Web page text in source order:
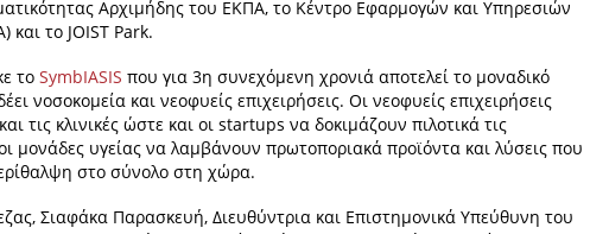
Αρχιμήδης του ΕΚΠΑ, το Κέντρο Εφαρμογών και Υπηρεσιών
και το JOIST Park.
το SymbIASIS που για 3η συνεχόμενη χρονιά αποτελεί το μοναδικό
νοσοκομεία και νεοφυείς επιχειρήσεις. Οι νεοφυείς επιχειρήσεις
τις κλινικές ώστε και οι startups να δοκιμάζουν πιλοτικά τις
μονάδες υγείας να λαμβάνουν πρωτοποριακά προϊόντα και λύσεις που
στο σύνολο στη χώρα.
Σιαφάκα Παρασκευή, Διευθύντρια και Επιστημονικά Υπεύθυνη του